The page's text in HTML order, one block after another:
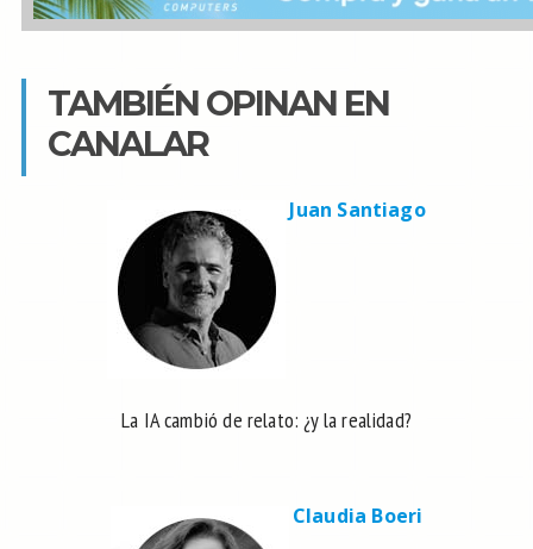
TAMBIÉN OPINAN EN
CANALAR
Juan Santiago
La IA cambió de relato: ¿y la realidad?
Claudia Boeri